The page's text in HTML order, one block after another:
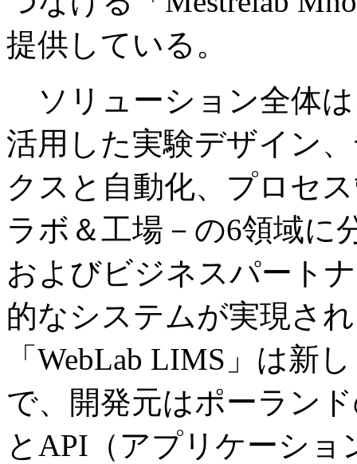
提供している。
ソリューション全体
活用した実験デザイン
クスと自動化、プロセ
ラボ＆工場－の6領域に
およびビジネスパート
的なシステムが実現さ
「WebLab LIMS」は新
で、開発元はポーラン
とAPI（アプリケーシ